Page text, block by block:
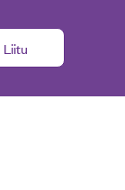
Liitu